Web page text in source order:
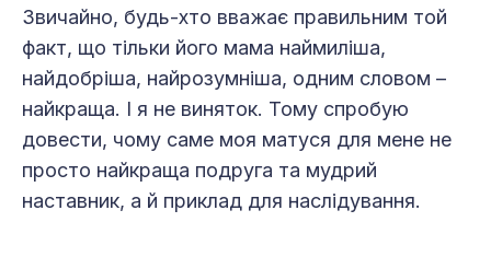
Звичайно, будь-хто вважає правильним той
факт, що тільки його мама наймиліша,
найдобріша, найрозумніша, одним словом –
найкраща. І я не виняток. Тому спробую
довести, чому саме моя матуся для мене не
просто найкраща подруга та мудрий
наставник, а й приклад для наслідування.